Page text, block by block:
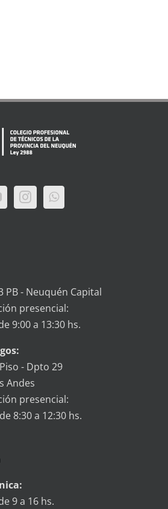
PB - Neuquén Capital
presencial:
9:00 a 13:30 hs.
- Dpto 29
Andes
presencial:
8:30 a 12:30 hs.
9 a 16 hs.